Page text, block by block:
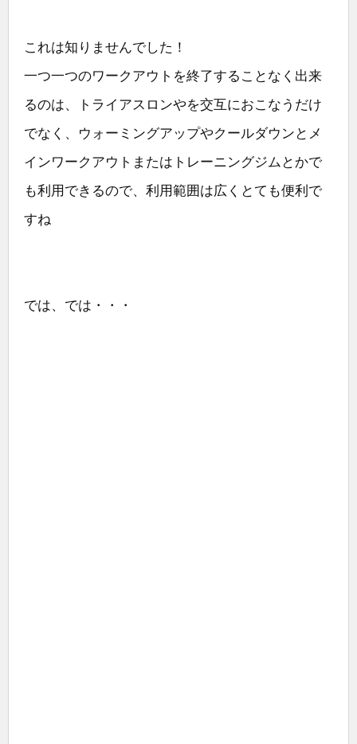
これは知りませんでした！
一つ一つのワークアウトを終了することなく出来
るのは、トライアスロンやを交互におこなうだけ
でなく、ウォーミングアップやクールダウンとメ
インワークアウトまたはトレーニングジムとかで
も利用できるので、利用範囲は広くとても便利で
すね
では、では・・・